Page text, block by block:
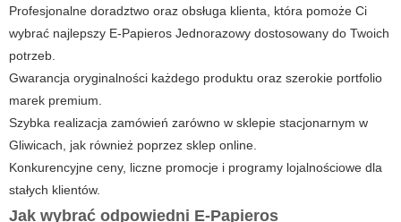
Profesjonalne doradztwo oraz obsługa klienta, która pomoże Ci
wybrać najlepszy E-Papieros Jednorazowy dostosowany do Twoich
potrzeb.
Gwarancja oryginalności każdego produktu oraz szerokie portfolio
marek premium.
Szybka realizacja zamówień zarówno w sklepie stacjonarnym w
Gliwicach, jak również poprzez sklep online.
Konkurencyjne ceny, liczne promocje i programy lojalnościowe dla
stałych klientów.
Jak wybrać odpowiedni E-Papieros